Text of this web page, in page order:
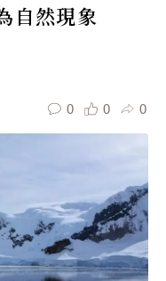
自然現象
0 0 0